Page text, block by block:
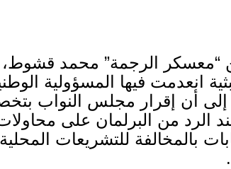
“معسكر الرجمة” محمد قشوط،
انعدمت فيها المسؤولية
أن إقرار مجلس النواب
بند الرد من البرلمان على
بالمخالفة للتشريعات
.